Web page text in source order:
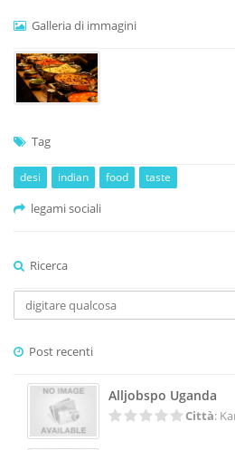
Galleria di immagini
Tag
desi indian food taste
legami sociali
Ricerca
Post recenti
Alljobspo Uganda
Città: